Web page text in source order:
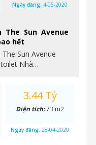
The Sun Avenue
hết
Sun Avenue
Nhà…
Ngày đăng: 4-05-2020
3.44 Tỷ
Diện tích:73 m2
Ngày đăng: 28-04-2020